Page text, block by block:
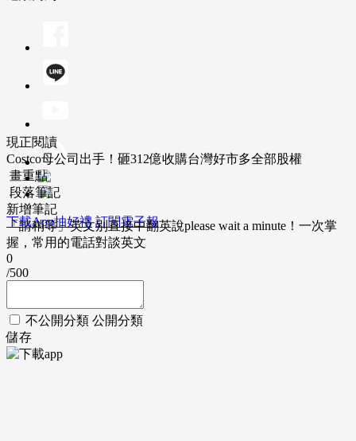
下載App抽好禮 訂閱電子報
現正閱讀
Costco母公司出手！砸312億收購台灣好市多全部股權
畫重點
段落筆記
新增筆記
「請稍等」英文別直接中翻英說please wait a minute！一次掌
握，常用的電話對談英文
0
/500
不公開分類 公開分類
儲存